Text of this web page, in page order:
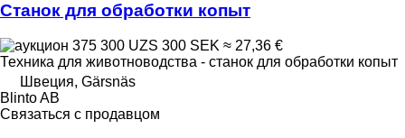
Станок для обработки копыт
375 300 UZS 300 SEK ≈ 27,36 €
Техника для животноводства - станок для обработки копыт
Швеция, Gärsnäs
Blinto AB
Связаться с продавцом